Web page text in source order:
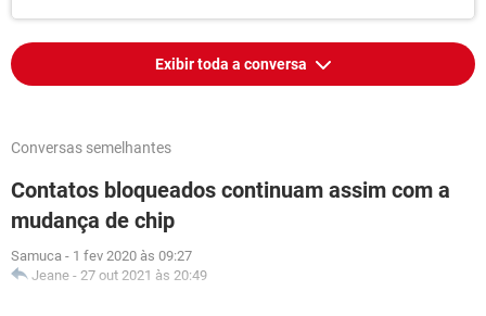
Exibir toda a conversa
Conversas semelhantes
Contatos bloqueados continuam assim com a
mudança de chip
Samuca - 1 fev 2020 às 09:27
Jeane - 27 out 2021 às 20:49